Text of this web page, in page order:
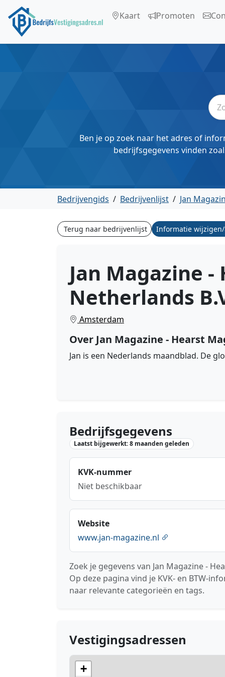
Kaart Promoten
Ben je op zoek naar het adres of
bedrijfsgegevens vinden
Bedrijvengids / Bedrijvenlijst / Jan
Terug naar bedrijvenlijst Informatie
Jan Magazine
Netherlands
Amsterdam
Over Jan Magazine - Hearst
Jan is een Nederlands maandblad. De
Bedrijfsgegevens
Laatst bijgewerkt: 8 maanden geleden
KVK-nummer
Niet beschikbaar
Website
www.jan-magazine.nl
Zoek je gegevens van Jan Magazine -
Op deze pagina vind je KVK- en BTW-
naar relevante categorieën en tags.
Vestigingsadressen
+